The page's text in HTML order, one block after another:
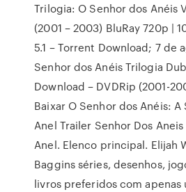
Trilogia: O Senhor dos Anéis
(2001 – 2003) BluRay 720p |
5.1 – Torrent Download; 7 de
Senhor dos Anéis Trilogia
Download – DVDRip (2001-
Baixar O Senhor dos Anéis:
Anel Trailer Senhor Dos
Anel. Elenco principal. Elijah
Baggins séries, desenhos,
livros preferidos com apenas